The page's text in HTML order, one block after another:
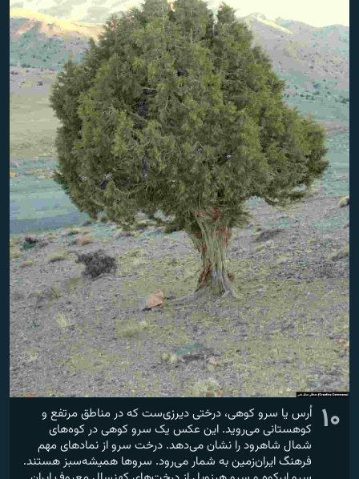
۱۰ اُرس یا سرو کوهی، درختی دیرزی‌ست که در مناطق مرتفع و
کوهستانی می‌روید. این عکس یک سرو کوهی در کوه‌های
شمال شاهرود را نشان می‌دهد. درخت سرو از نمادهای مهم
فرهنگ ایران‌زمین به شمار می‌رود. سروها همیشه‌سبز هستند.